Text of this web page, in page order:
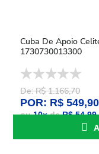
Cuba De Apoio
1730730013300
De: R$ 1.166,70
POR: R$ 549,90
ou10xdeR$ 54,99